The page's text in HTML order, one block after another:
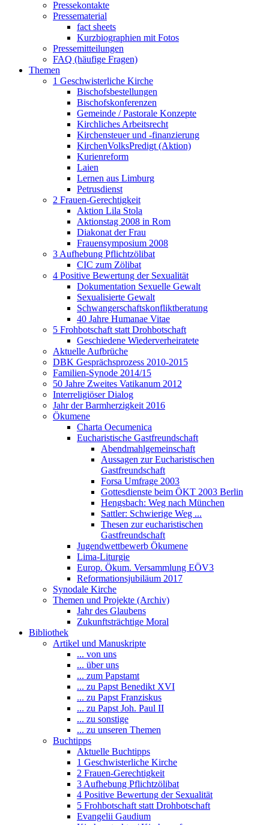
Pressekontakte
Pressematerial
fact sheets
Kurzbiographien mit Fotos
Pressemitteilungen
FAQ (häufige Fragen)
Themen
1 Geschwisterliche Kirche
Bischofsbestellungen
Bischofskonferenzen
Gemeinde / Pastorale Konzepte
Kirchliches Arbeitsrecht
Kirchensteuer und -finanzierung
KirchenVolksPredigt (Aktion)
Kurienreform
Laien
Lernen aus Limburg
Petrusdienst
2 Frauen-Gerechtigkeit
Aktion Lila Stola
Aktionstag 2008 in Rom
Diakonat der Frau
Frauensymposium 2008
3 Aufhebung Pflichtzölibat
CIC zum Zölibat
4 Positive Bewertung der Sexualität
Dokumentation Sexuelle Gewalt
Sexualisierte Gewalt
Schwangerschaftskonfliktberatung
40 Jahre Humanae Vitae
5 Frohbotschaft statt Drohbotschaft
Geschiedene Wiederverheiratete
Aktuelle Aufbrüche
DBK Gesprächsprozess 2010-2015
Familien-Synode 2014/15
50 Jahre Zweites Vatikanum 2012
Interreligiöser Dialog
Jahr der Barmherzigkeit 2016
Ökumene
Charta Oecumenica
Eucharistische Gastfreundschaft
Abendmahlgemeinschaft
Aussagen zur Eucharistischen
Gastfreundschaft
Forsa Umfrage 2003
Gottesdienste beim ÖKT 2003 Berlin
Hengsbach: Weg nach München
Sattler: Schwierige Weg ...
Thesen zur eucharistischen
Gastfreundschaft
Jugendwettbewerb Ökumene
Lima-Liturgie
Europ. Ökum. Versammlung EÖV3
Reformationsjubiläum 2017
Synodale Kirche
Themen und Projekte (Archiv)
Jahr des Glaubens
Zukunftsträchtige Moral
Bibliothek
Artikel und Manuskripte
... von uns
... über uns
... zum Papstamt
... zu Papst Benedikt XVI
... zu Papst Franziskus
... zu Papst Joh. Paul II
... zu sonstige
... zu unseren Themen
Buchtipps
Aktuelle Buchtipps
1 Geschwisterliche Kirche
2 Frauen-Gerechtigkeit
3 Aufhebung Pflichtzölibat
4 Positive Bewertung der Sexualität
5 Frohbotschaft statt Drohbotschaft
Evangelii Gaudium